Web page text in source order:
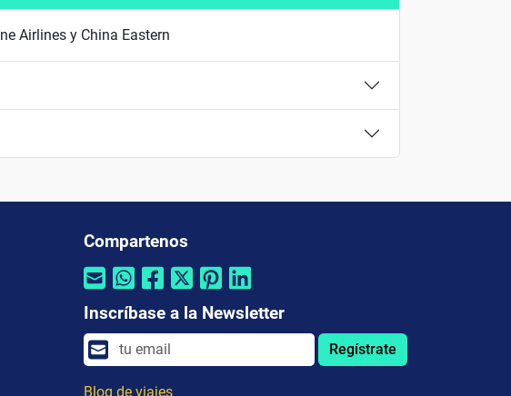
Airlines y China Eastern
Compartenos
Inscríbase a la Newsletter
Regístrate
Blog de viajes